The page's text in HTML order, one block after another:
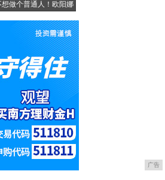
想做个普通人！欧阳娜
广告